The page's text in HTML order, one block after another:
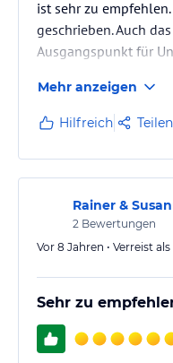
ist sehr zu
geschrieben. Auch
Ausgangspunkt für
Mehr anzeigen
Hilfreich Teilen
Rainer &
2 Bewertungen
Vor 8 Jahren • Verreist
Sehr zu